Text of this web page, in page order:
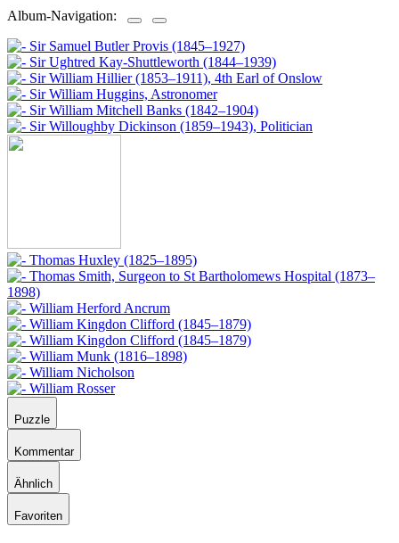
Album-Navigation:
Puzzle
Kommentar
Ähnlich
Favoriten